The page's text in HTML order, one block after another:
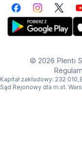
FacebookInstagram
© 2026 Plenti
Kapitał zakładowy: 232
Sąd Rejonowy dla m.st.